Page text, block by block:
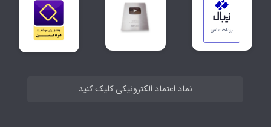
نماد اعتماد الکترونیکی کلیک کنید